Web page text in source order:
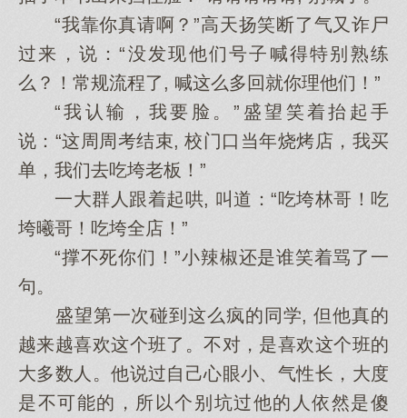
“我靠你真请啊？”高天扬笑断了气又诈尸
过来，说：“没发现他们号子喊得特别熟练
么？！常规流程了, 喊这么多回就你理他们！”
“我认输，我要脸。”盛望笑着抬起手
说：“这周周考结束, 校门口当年烧烤店，我买
单，我们去吃垮老板！”
一大群人跟着起哄, 叫道：“吃垮林哥！吃
垮曦哥！吃垮全店！”
“撑不死你们！”小辣椒还是谁笑着骂了一
句。
盛望第一次碰到这么疯的同学, 但他真的
越来越喜欢这个班了。不对，是喜欢这个班的
大多数人。他说过自己心眼小、气性长，大度
是不可能的，所以个别坑过他的人依然是傻